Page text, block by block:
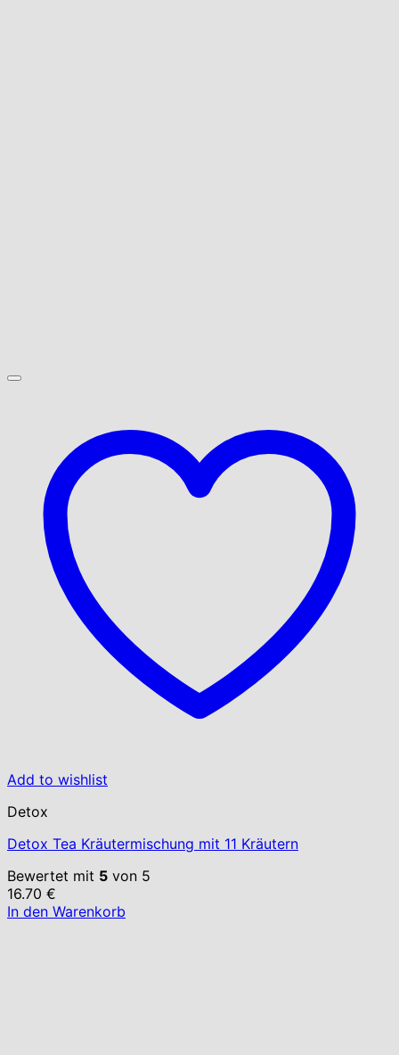
Add to wishlist
Detox
Detox Tea Kräutermischung mit 11 Kräutern
Bewertet mit 5 von 5
16.70 €
In den Warenkorb